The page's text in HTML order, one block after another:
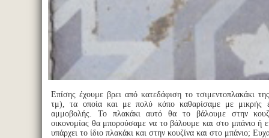
Επίσης έχουμε βρει από κατεδάφιση το τσιμεντοπλακάκι
τμ), τα οποία και με πολύ κόπο καθαρίσαμε με μικρής
αμμοβολής. Το πλακάκι αυτό θα το βάλουμε στην
οικονομίας θα μπορούσαμε να το βάλουμε και στο μπάνιο ή
υπάρχει το ίδιο πλακάκι και στην κουζίνα και στο μπάνιο;